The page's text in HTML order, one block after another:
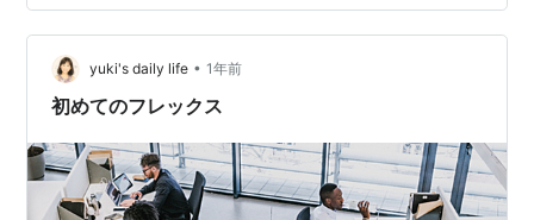
窓から放り投げた」とか「暴力事件」とか、まあ穏やか
じゃないニュースが日々飛び交っています。 じゃあIT業
界はどうか？確率統計的に考えれば、こっちでも相当ト
ンデモ事件が起きててもおかしくないんですよね。でも
yuki's daily life • 1年前
初めてのフレックス